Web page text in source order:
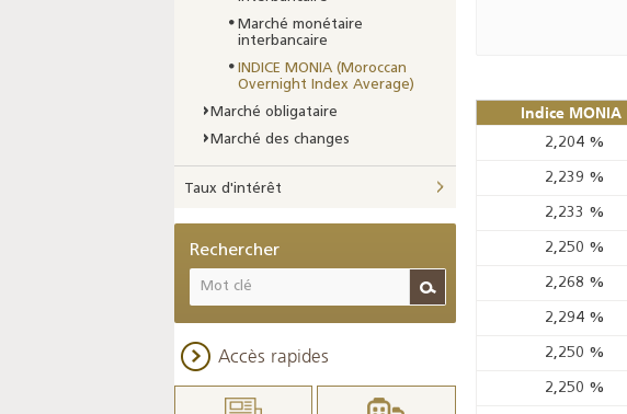
Indice MONIA
2,204 %
2,239 %
2,233 %
2,250 %
2,268 %
2,294 %
2,250 %
2,250 %
Marché monétaire
interbancaire
INDICE MONIA (Moroccan
Overnight Index Average)
Marché obligataire
Marché des changes
Taux d'intérêt
Rechercher
Accès rapides